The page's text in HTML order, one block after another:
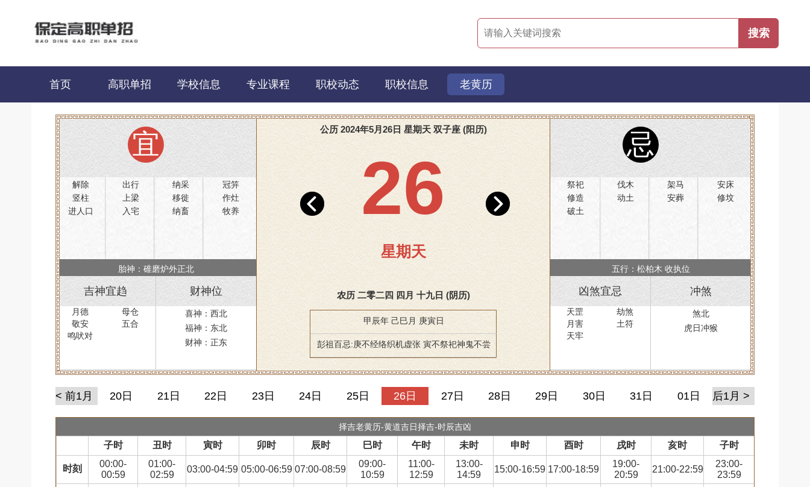
首页 高职单招 学校信息 专业课程 职校动态 职校信息 老黄历
宜
解除 出行 纳采
冠笄
竖柱
上梁 移徙
作灶
进人口
入宅 纳畜 牧养
胎神：碓磨炉外正北
吉神宜趋
月德
母仓
敬安
五合
鸣吠对
财神位
喜神：西北
福神：东北
财神：正东
公历 2024年5月26日 星期天 双子座 (阳历)
26
星期天
农历 二零二四 四月 十九日 (阴历)
甲辰年 己巳月 庚寅日
彭祖百忌:庚不经络织机虚张 寅不祭祀神鬼不尝
忌
祭祀 伐木 架马
安床
修造
动土 安葬
修坟
破土
五行：松柏木 收执位
凶煞宜忌
天罡
劫煞
月害
土符
天牢
冲煞
煞北
虎日冲猴
< 前1月 20日 21日 22日 23日 24日 25日 26日 27日 28日 29日 30日 31日 01日 后1月 >
择吉老黄历-黄道吉日择吉-时辰吉凶
子时 丑时 寅时 卯时 辰时 巳时 午时 未时 申时 酉时 戌时 亥时 子时
时刻
00:00-
00:59
01:00-
02:59
03:00-04:59 05:00-06:59 07:00-08:59
09:00-
10:59
11:00-
12:59
13:00-
14:59
15:00-16:59 17:00-18:59
19:00-
20:59
21:00-22:59
23:00-
23:59